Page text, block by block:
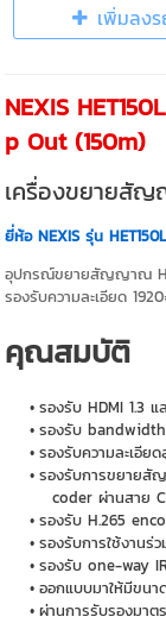
เพิ่มลงร
NEXIS
p Out (150m)
เครื่องขยายสั
ยี่ห้อ NEXIS รุ่น HET150L
อุปกรณ์ขยายสัญญาณ
รองรับความละเอียด
คุณสมบัติ
รองรับ HDMI 1.3 แ
รองรับ bandwidth
รองรับความละเอีย
รองรับการขยายสั
coder ผ่านสาย
รองรับ H.265
รองรับการใช้งาน
รองรับ one-way
ออกแบบมาให้มีขนา
ผ่านการรับรองมาต